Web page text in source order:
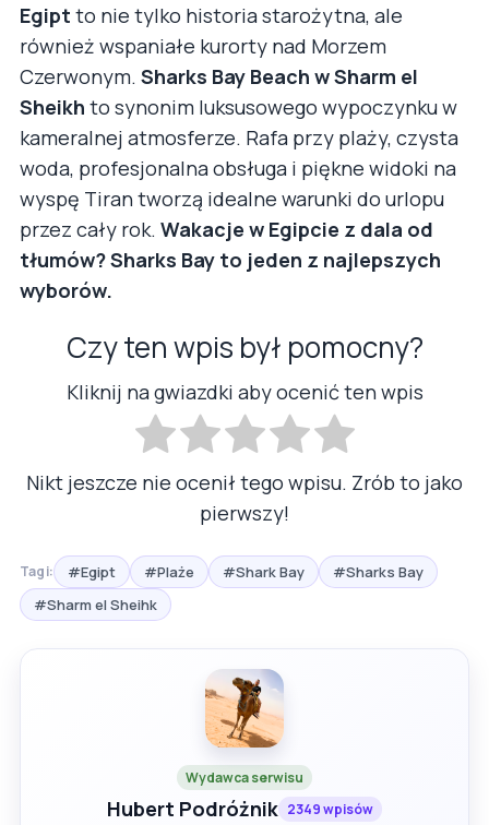
Egipt to nie tylko historia starożytna, ale
również wspaniałe kurorty nad Morzem
Czerwonym. Sharks Bay Beach w Sharm el
Sheikh to synonim luksusowego wypoczynku w
kameralnej atmosferze. Rafa przy plaży, czysta
woda, profesjonalna obsługa i piękne widoki na
wyspę Tiran tworzą idealne warunki do urlopu
przez cały rok. Wakacje w Egipcie z dala od
tłumów? Sharks Bay to jeden z najlepszych
wyborów.
Czy ten wpis był pomocny?
Kliknij na gwiazdki aby ocenić ten wpis
Nikt jeszcze nie ocenił tego wpisu. Zrób to jako
pierwszy!
Tagi: #Egipt #Plaże #Shark Bay
#Sharks Bay
#Sharm el Sheihk
Wydawca serwisu
Hubert Podróżnik 2349 wpisów